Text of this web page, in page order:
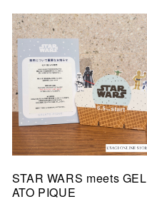
STAR WARS meets GEL
ATO PIQUE